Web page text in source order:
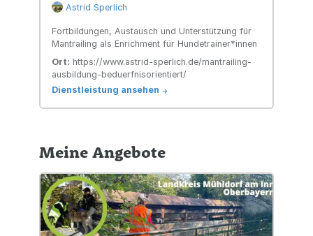
Astrid Sperlich
Fortbildungen, Austausch und Unterstützung für
Mantrailing als Enrichment für Hundetrainer*innen
Ort: https://www.astrid-sperlich.de/mantrailing-
ausbildung-beduerfnisorientiert/
Dienstleistung ansehen ->
Meine Angebote